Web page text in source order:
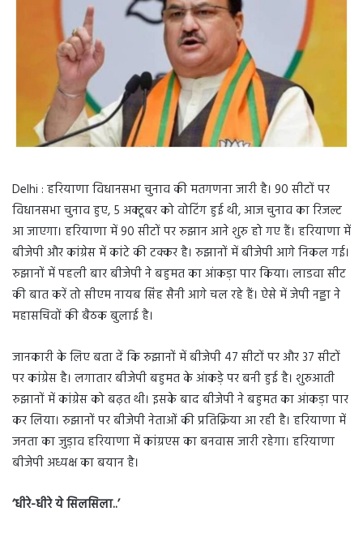
Delhi : हरियाणा विधानसभा चुनाव की मतगणना जारी है। 90 सीटों पर
विधानसभा चुनाव हुए, 5 अक्टूबर को वोटिंग हुई थी, आज चुनाव का रिजल्ट
आ जाएगा। हरियाणा में 90 सीटों पर रुझान आने शुरु हो गए हैं। हरियाणा में
बीजेपी और कांग्रेस में कांटे की टक्कर है। रुझानों में बीजेपी आगे निकल गई।
रुझानों में पहली बार बीजेपी ने बहुमत का आंकड़ा पार किया। लाडवा सीट
की बात करें तो सीएम नायब सिंह सैनी आगे चल रहे हैं। ऐसे में जेपी नड्डा ने
महासचिवों की बैठक बुलाई है।
जानकारी के लिए बता दें कि रुझानों में बीजेपी 47 सीटों पर और 37 सीटों
पर कांग्रेस है। लगातार बीजेपी बहुमत के आंकड़े पर बनी हुई है। शुरुआती
रुझानों में कांग्रेस को बढ़त थी। इसके बाद बीजेपी ने बहुमत का आंकड़ा पार
कर लिया। रुझानों पर बीजेपी नेताओं की प्रतिक्रिया आ रही है। हरियाणा में
जनता का जुड़ाव हरियाणा में कांग्रएस का बनवास जारी रहेगा। हरियाणा
बीजेपी अध्यक्ष का बयान है।
‘धीरे-धीरे ये सिलसिला..’